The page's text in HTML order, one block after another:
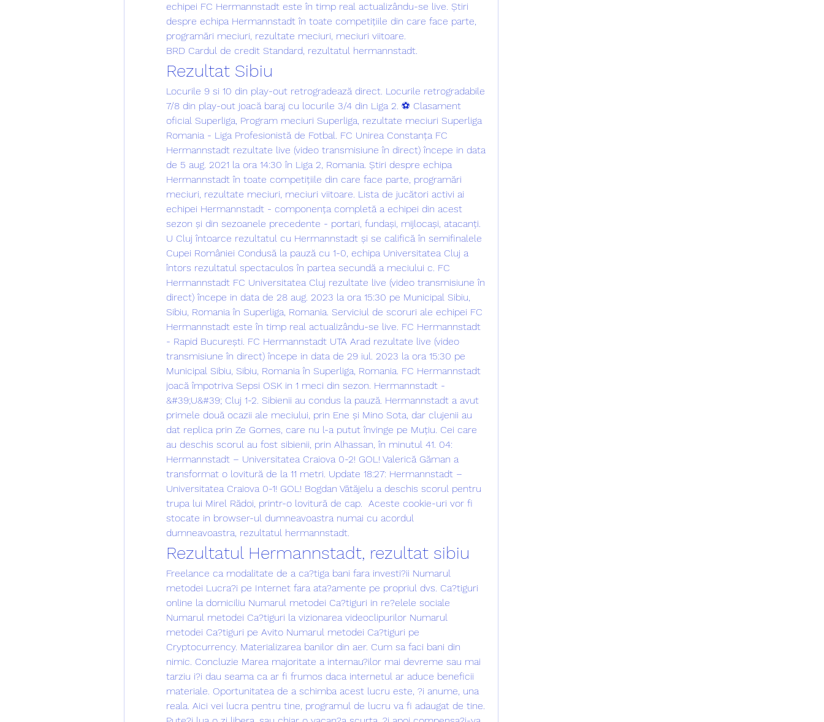
echipei FC Hermannstadt este în timp real actualizându-se live. Știri
despre echipa Hermannstadt în toate competițiile din care face parte,
programări meciuri, rezultate meciuri, meciuri viitoare.
BRD Cardul de credit Standard, rezultatul hermannstadt.
Rezultat Sibiu
Locurile 9 si 10 din play-out retrogradează direct. Locurile retrogradabile
7/8 din play-out joacă baraj cu locurile 3/4 din Liga 2. ⚽ Clasament
oficial Superliga, Program meciuri Superliga, rezultate meciuri Superliga
Romania - Liga Profesionistă de Fotbal. FC Unirea Constanța FC
Hermannstadt rezultate live (video transmisiune în direct) începe in data
de 5 aug. 2021 la ora 14:30 în Liga 2, Romania. Știri despre echipa
Hermannstadt în toate competițiile din care face parte, programări
meciuri, rezultate meciuri, meciuri viitoare. Lista de jucători activi ai
echipei Hermannstadt - componența completă a echipei din acest
sezon și din sezoanele precedente - portari, fundași, mijlocași, atacanți.
U Cluj întoarce rezultatul cu Hermannstadt și se califică în semifinalele
Cupei României Condusă la pauză cu 1-0, echipa Universitatea Cluj a
întors rezultatul spectaculos în partea secundă a meciului c. FC
Hermannstadt FC Universitatea Cluj rezultate live (video transmisiune în
direct) începe in data de 28 aug. 2023 la ora 15:30 pe Municipal Sibiu,
Sibiu, Romania în Superliga, Romania. Serviciul de scoruri ale echipei FC
Hermannstadt este în timp real actualizându-se live. FC Hermannstadt
- Rapid București. FC Hermannstadt UTA Arad rezultate live (video
transmisiune în direct) începe in data de 29 iul. 2023 la ora 15:30 pe
Municipal Sibiu, Sibiu, Romania în Superliga, Romania. FC Hermannstadt
joacă împotriva Sepsi OSK in 1 meci din sezon. Hermannstadt -
&#39;U&#39; Cluj 1-2. Sibienii au condus la pauză. Hermannstadt a avut
primele două ocazii ale meciului, prin Ene și Mino Sota, dar clujenii au
dat replica prin Ze Gomes, care nu l-a putut învinge pe Muțiu. Cei care
au deschis scorul au fost sibienii, prin Alhassan, în minutul 41. 04:
Hermannstadt – Universitatea Craiova 0-2! GOL! Valerică Găman a
transformat o lovitură de la 11 metri. Update 18:27: Hermannstadt –
Universitatea Craiova 0-1! GOL! Bogdan Vătăjelu a deschis scorul pentru
trupa lui Mirel Rădoi, printr-o lovitură de cap.  Aceste cookie-uri vor fi
stocate in browser-ul dumneavoastra numai cu acordul
dumneavoastra, rezultatul hermannstadt.
Rezultatul Hermannstadt, rezultat sibiu
Freelance ca modalitate de a ca?tiga bani fara investi?ii Numarul
metodei Lucra?i pe Internet fara ata?amente pe propriul dvs. Ca?tiguri
online la domiciliu Numarul metodei Ca?tiguri in re?elele sociale
Numarul metodei Ca?tiguri la vizionarea videoclipurilor Numarul
metodei Ca?tiguri pe Avito Numarul metodei Ca?tiguri pe
Cryptocurrency. Materializarea banilor din aer. Cum sa faci bani din
nimic. Concluzie Marea majoritate a internau?ilor mai devreme sau mai
tarziu i?i dau seama ca ar fi frumos daca internetul ar aduce beneficii
materiale. Oportunitatea de a schimba acest lucru este, ?i anume, una
reala. Aici vei lucra pentru tine, programul de lucru va fi adaugat de tine.